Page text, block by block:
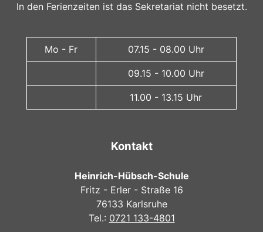
In den Ferienzeiten ist das Sekretariat nicht besetzt.
Mo - Fr 07.15 - 08.00 Uhr
09.15 - 10.00 Uhr
11.00 - 13.15 Uhr
Kontakt
Heinrich-Hübsch-Schule
Fritz - Erler - Straße 16
76133 Karlsruhe
Tel.: 0721 133-4801